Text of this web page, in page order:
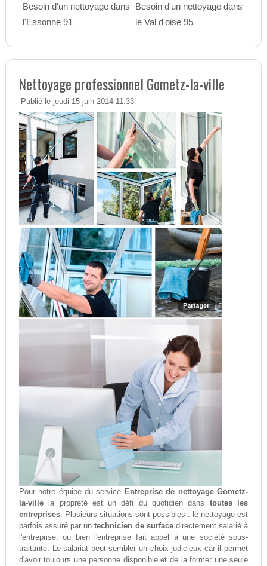
Besoin d'un nettoyage dans
l'Essonne 91
Besoin d'un nettoyage dans
le Val d'oise 95
Nettoyage professionnel Gometz-la-ville
Publié le jeudi 15 juin 2014 11:33
Pour notre équipe du service Entreprise de nettoyage Gometz-
la-villela propreté est un défi du quotidien dans toutes les
entreprises. Plusieurs situations sont possibles : le nettoyage est
parfois assuré par untechnicien de surfacedirectement salarié à
l'entreprise, ou bien l'entreprise fait appel à une société sous-
traitante. Le salariat peut sembler un choix judicieux car il permet
d'avoir toujours une personne disponible et de la former une seule